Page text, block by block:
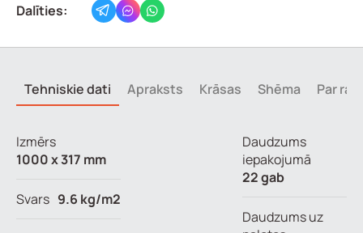
Dalīties:
Tehniskie dati Apraksts Krāsas Shēma Par
Izmērs
1000 x 317 mm
Svars 9.6 kg/m2
Daudzums
iepakojumā
22 gab
Daudzums uz